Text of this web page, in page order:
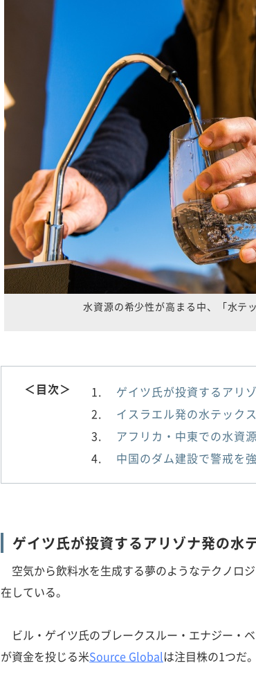
水資源の希少性が高まる中、「水テ
＜目次＞
ゲイツ氏が投資するアリ
イスラエル発の水テック
アフリカ・中東での水資
中国のダム建設で警戒を
ゲイツ氏が投資するアリゾナ発の水
空気から飲料水を生成する夢のようなテクノロ
在している。
ビル・ゲイツ氏のブレークスルー・エナジー・
が資金を投じる米Source Globalは注目株の1つだ。